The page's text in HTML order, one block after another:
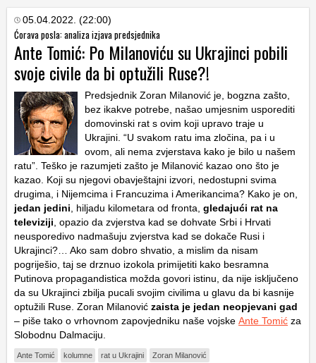
05.04.2022. (22:00)
Ćorava posla: analiza izjava predsjednika
Ante Tomić: Po Milanoviću su Ukrajinci pobili
svoje civile da bi optužili Ruse?!
Predsjednik Zoran Milanović je, bogzna zašto,
bez ikakve potrebe, našao umjesnim usporediti
domovinski rat s ovim koji upravo traje u
Ukrajini. “U svakom ratu ima zločina, pa i u
ovom, ali nema zvjerstava kako je bilo u našem
ratu”. Teško je razumjeti zašto je Milanović kazao ono što je
kazao. Koji su njegovi obavještajni izvori, nedostupni svima
drugima, i Nijemcima i Francuzima i Amerikancima? Kako je on,
jedan jedini , hiljadu kilometara od fronta, gledajući rat na
televiziji , opazio da zvjerstva kad se dohvate Srbi i Hrvati
neusporedivo nadmašuju zvjerstva kad se dokače Rusi i
Ukrajinci?… Ako sam dobro shvatio, a mislim da nisam
pogriješio, taj se drznuo izokola primijetiti kako besramna
Putinova propagandistica možda govori istinu, da nije isključeno
da su Ukrajinci zbilja pucali svojim civilima u glavu da bi kasnije
optužili Ruse. Zoran Milanović zaista je jedan neopjevani gad
– piše tako o vrhovnom zapovjedniku naše vojske Ante Tomić za
Slobodnu Dalmaciju.
Ante Tomić kolumne rat u Ukrajini Zoran Milanović